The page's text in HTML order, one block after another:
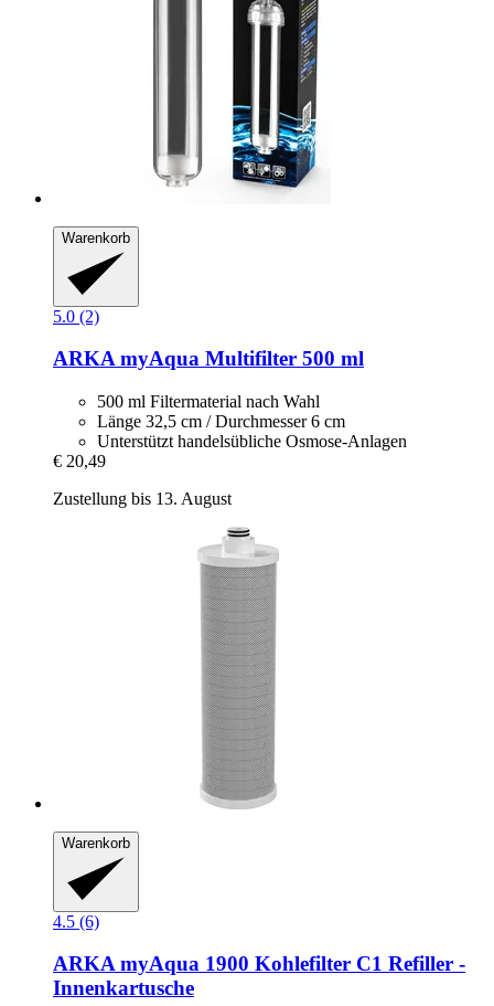
Warenkorb
5.0 (2)
ARKAmyAqua Multifilter 500 ml
500 ml Filtermaterial nach Wahl
Länge 32,5 cm / Durchmesser 6 cm
Unterstützt handelsübliche Osmose-Anlagen
€ 20,49
Zustellung bis 13. August
Warenkorb
4.5 (6)
ARKAmyAqua 1900 Kohlefilter C1 Refiller -​
Innenkartusche